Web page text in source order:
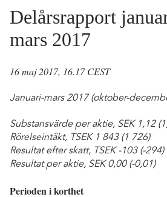
Delårsrapport
mars 2017
16 maj 2017, 16.17 CEST
Januari-mars 2017 (oktober-
Substansvärde per aktie, SEK 1,12
Rörelseintäkt, TSEK 1 843 (1 726)
Resultat efter skatt, TSEK -103 (-294)
Resultat per aktie, SEK 0,00 (-0,01)
Perioden i korthet